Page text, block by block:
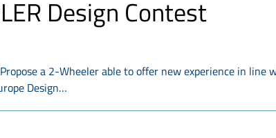
Design Contest
Propose a 2-Wheeler able to offer new experience in line
Design…